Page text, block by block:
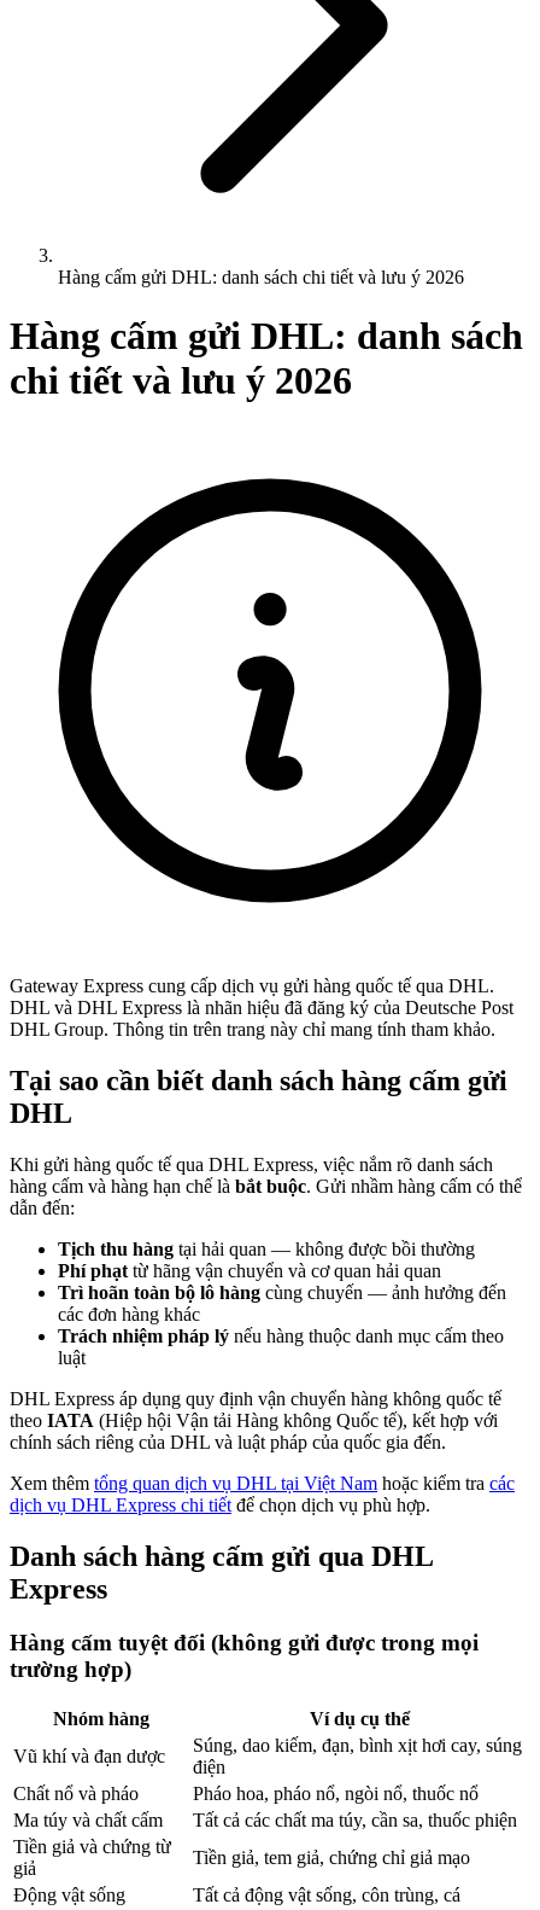
Hàng cấm gửi DHL: danh sách chi tiết và lưu ý 2026
Hàng cấm gửi DHL: danh sách
chi tiết và lưu ý 2026
Gateway Express cung cấp dịch vụ gửi hàng quốc tế qua DHL.
DHL và DHL Express là nhãn hiệu đã đăng ký của Deutsche Post
DHL Group. Thông tin trên trang này chỉ mang tính tham khảo.
Tại sao cần biết danh sách hàng cấm gửi
DHL
Khi gửi hàng quốc tế qua DHL Express, việc nắm rõ danh sách
hàng cấm và hàng hạn chế là bắt buộc. Gửi nhầm hàng cấm có thể
dẫn đến:
Tịch thu hàng tại hải quan — không được bồi thường
Phí phạt từ hãng vận chuyển và cơ quan hải quan
Trì hoãn toàn bộ lô hàng cùng chuyến — ảnh hưởng đến
các đơn hàng khác
Trách nhiệm pháp lý nếu hàng thuộc danh mục cấm theo
luật
DHL Express áp dụng quy định vận chuyển hàng không quốc tế
theo IATA (Hiệp hội Vận tải Hàng không Quốc tế), kết hợp với
chính sách riêng của DHL và luật pháp của quốc gia đến.
Xem thêm tổng quan dịch vụ DHL tại Việt Nam hoặc kiểm tra các
dịch vụ DHL Express chi tiết để chọn dịch vụ phù hợp.
Danh sách hàng cấm gửi qua DHL
Express
Hàng cấm tuyệt đối (không gửi được trong mọi
trường hợp)
Nhóm hàng
Ví dụ cụ thể
Vũ khí và đạn dược
Súng, dao kiếm, đạn, bình xịt hơi cay, súng
điện
Chất nổ và pháo
Pháo hoa, pháo nổ, ngòi nổ, thuốc nổ
Ma túy và chất cấm
Tất cả các chất ma túy, cần sa, thuốc phiện
Tiền giả và chứng từ
giả
Tiền giả, tem giả, chứng chỉ giả mạo
Động vật sống
Tất cả động vật sống, côn trùng, cá